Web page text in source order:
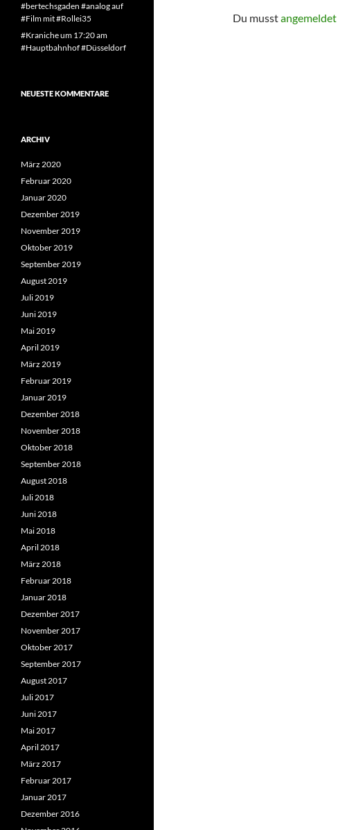
Du musstangemeldet
#bertechsgaden #analog auf
#Film mit #Rollei35
#Kraniche um 17:20 am
#Hauptbahnhof #Düsseldorf
NEUESTE KOMMENTARE
ARCHIV
März 2020
Februar 2020
Januar 2020
Dezember 2019
November 2019
Oktober 2019
September 2019
August 2019
Juli 2019
Juni 2019
Mai 2019
April 2019
März 2019
Februar 2019
Januar 2019
Dezember 2018
November 2018
Oktober 2018
September 2018
August 2018
Juli 2018
Juni 2018
Mai 2018
April 2018
März 2018
Februar 2018
Januar 2018
Dezember 2017
November 2017
Oktober 2017
September 2017
August 2017
Juli 2017
Juni 2017
Mai 2017
April 2017
März 2017
Februar 2017
Januar 2017
Dezember 2016